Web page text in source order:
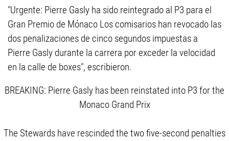
"Urgente: Pierre Gasly ha sido reintegrado al P3 para el
Gran Premio de Mónaco Los comisarios han revocado las
dos penalizaciones de cinco segundos impuestas a
Pierre Gasly durante la carrera por exceder la velocidad
en la calle de boxes", escribieron.
BREAKING: Pierre Gasly has been reinstated into P3 for the
Monaco Grand Prix
The Stewards have rescinded the two five-second penalties